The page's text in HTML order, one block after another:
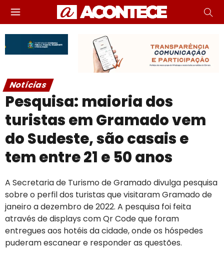
Notícias
Pesquisa: maioria dos
turistas em Gramado vem
do Sudeste, são casais e
tem entre 21 e 50 anos
A Secretaria de Turismo de Gramado divulga pesquisa
sobre o perfil dos turistas que visitaram Gramado de
janeiro a dezembro de 2022. A pesquisa foi feita
através de displays com Qr Code que foram
entregues aos hotéis da cidade, onde os hóspedes
puderam escanear e responder as questões.